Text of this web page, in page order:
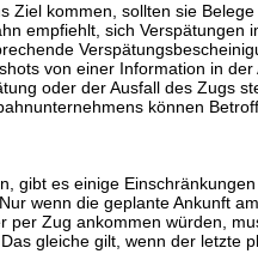
Ziel kommen, sollten sie
empfiehlt, sich Verspätungen
von einer Information in
oder der Ausfall des Zugs
können
gibt es einige
wenn die geplante Ankunft
Zug ankommen würden,
gleiche gilt, wenn der letzte